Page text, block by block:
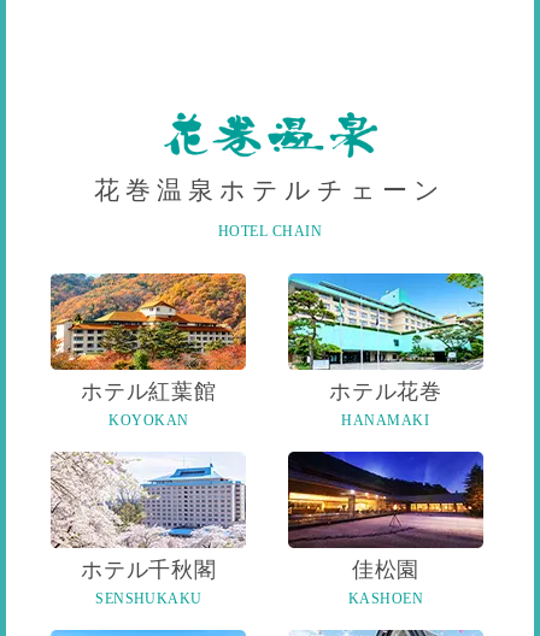
花巻温泉ホテルチェーン
HOTEL CHAIN
ホテル紅葉館
KOYOKAN
ホテル花巻
HANAMAKI
ホテル千秋閣
SENSHUKAKU
佳松園
KASHOEN